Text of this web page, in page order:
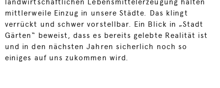
landwirtschaftlichen Lebensmittelerzeugung halten
mittlerweile Einzug in unsere Städte. Das klingt
verrückt und schwer vorstellbar. Ein Blick in „Stadt
Gärten“ beweist, dass es bereits gelebte Realität ist
und in den nächsten Jahren sicherlich noch so
einiges auf uns zukommen wird.